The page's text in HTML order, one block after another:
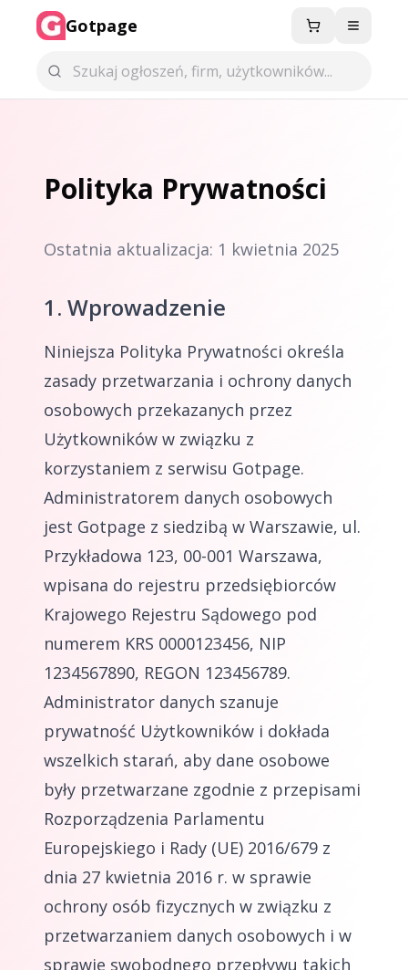
Gotpage Menu
Polityka Prywatności
Ostatnia aktualizacja: 1 kwietnia 2025
1. Wprowadzenie
Niniejsza Polityka Prywatności określa
zasady przetwarzania i ochrony danych
osobowych przekazanych przez
Użytkowników w związku z
korzystaniem z serwisu Gotpage.
Administratorem danych osobowych
jest Gotpage z siedzibą w Warszawie, ul.
Przykładowa 123, 00-001 Warszawa,
wpisana do rejestru przedsiębiorców
Krajowego Rejestru Sądowego pod
numerem KRS 0000123456, NIP
1234567890, REGON 123456789.
Administrator danych szanuje
prywatność Użytkowników i dokłada
wszelkich starań, aby dane osobowe
były przetwarzane zgodnie z przepisami
Rozporządzenia Parlamentu
Europejskiego i Rady (UE) 2016/679 z
dnia 27 kwietnia 2016 r. w sprawie
ochrony osób fizycznych w związku z
przetwarzaniem danych osobowych i w
sprawie swobodnego przepływu takich